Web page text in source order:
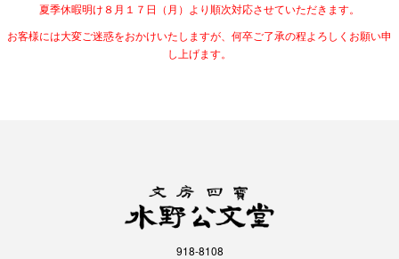
夏季休暇明け８月１７日（月）より順次対応させていただきます。
お客様には大変ご迷惑をおかけいたしますが、何卒ご了承の程よろしくお願い申
し上げます。
918-8108